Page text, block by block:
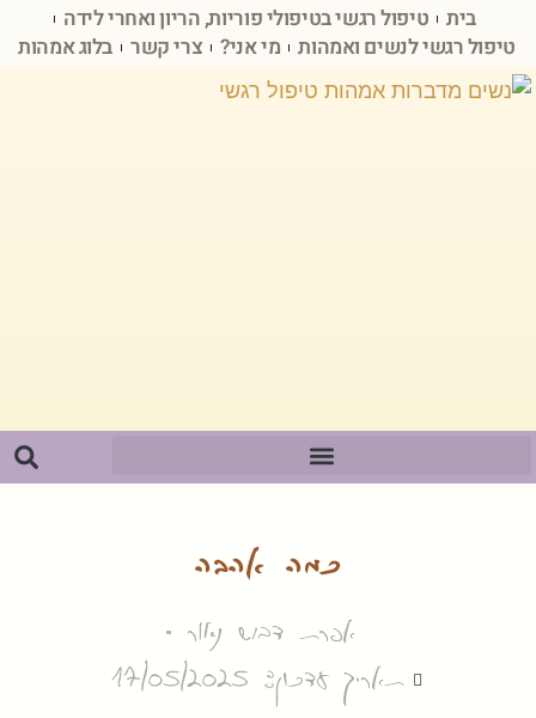
בית
טיפול רגשי בטיפולי פוריות, הריון ואחרי לידה
טיפול רגשי לנשים ואמהות
מי אני? צרי קשר בלוג אמהות
כמה אהבה
אפרת דבוש נאור
תאריך עדכון: 17/05/2025